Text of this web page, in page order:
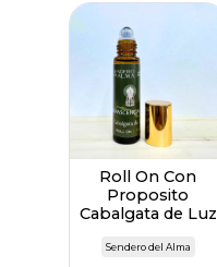
Roll On Con
Proposito
Cabalgata de Luz
Sendero del Alma